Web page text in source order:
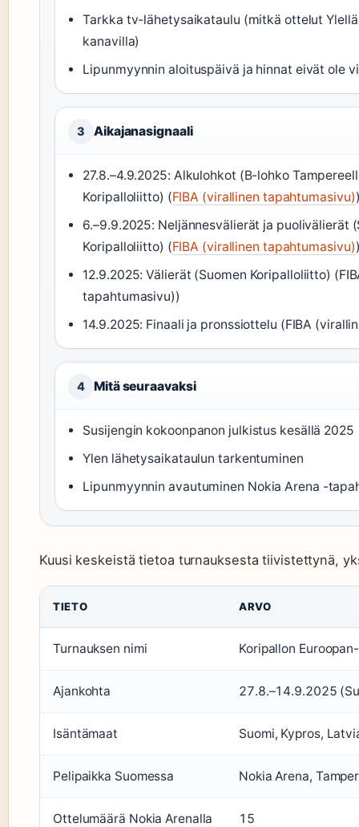
Tarkka tv-lähetysaikataulu (mitkä ottelut
kanavilla)
Lipunmyynnin aloituspäivä ja hinnat eivät ole
3 Aikajanasignaali
27.8.–4.9.2025: Alkulohkot (B-lohko
Koripalloliitto) (FIBA (virallinen tapahtumasivu)
6.–9.9.2025: Neljännesvälierät ja puolivälierät
Koripalloliitto) (FIBA (virallinen tapahtumasivu)
12.9.2025: Välierät (Suomen Koripalloliitto)
tapahtumasivu))
14.9.2025: Finaali ja pronssiottelu (FIBA
4 Mitä seuraavaksi
Susijengin kokoonpanon julkistus kesällä 2025
Ylen lähetysaikataulun tarkentuminen
Lipunmyynnin avautuminen Nokia Arena -
Kuusi keskeistä tietoa turnauksesta tiivistettynä,
TIETO ARVO
Turnauksen nimi Koripallon
Ajankohta 27.8.–14.9.2025
Isäntämaat Suomi, Kypros,
Pelipaikka Suomessa Nokia Arena,
Ottelumäärä Nokia Arenalla 15